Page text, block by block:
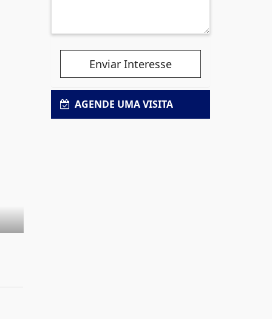
Enviar Interesse
AGENDE UMA VISITA